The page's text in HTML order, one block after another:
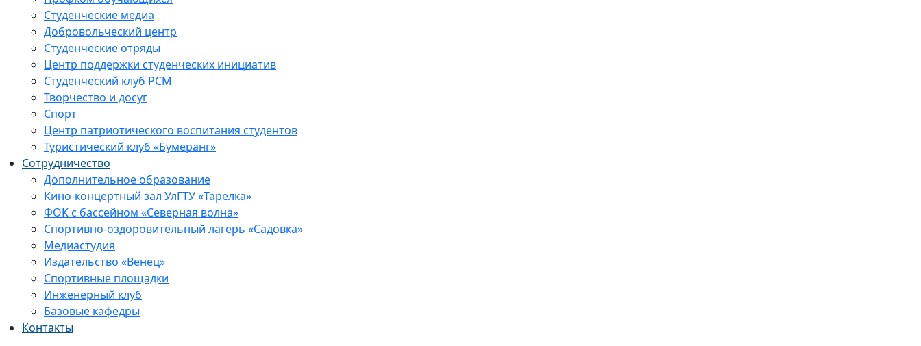
Студенческие медиа
Добровольческий центр
Студенческие отряды
Центр поддержки студенческих инициатив
Студенческий клуб РСМ
Творчество и досуг
Спорт
Центр патриотического воспитания студентов
Туристический клуб «Бумеранг»
Сотрудничество
Дополнительное образование
Кино-концертный зал УлГТУ «Тарелка»
ФОК с бассейном «Северная волна»
Спортивно-оздоровительный лагерь «Садовка»
Медиастудия
Издательство «Венец»
Спортивные площадки
Инженерный клуб
Базовые кафедры
Контакты